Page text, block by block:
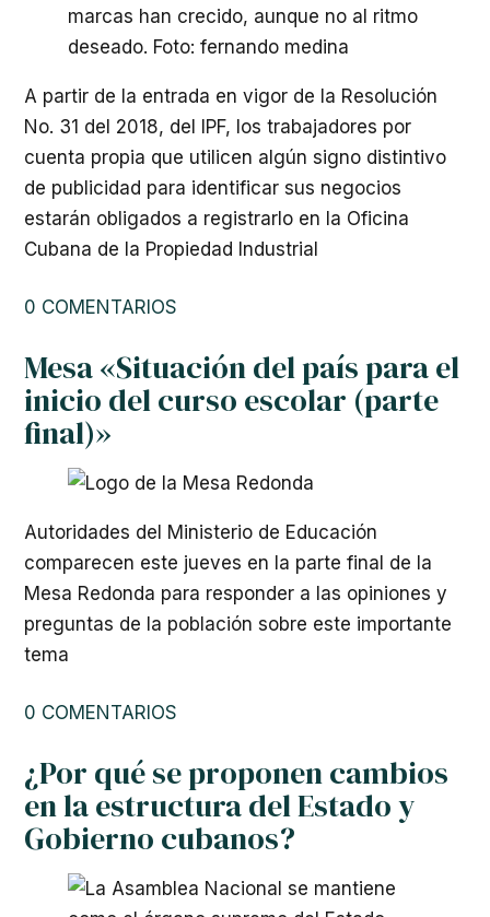
A partir de la entrada en vigor de la Resolución
No. 31 del 2018, del IPF, los trabajadores por
cuenta propia que utilicen algún signo distintivo
de publicidad para identificar sus negocios
estarán obligados a registrarlo en la Oficina
Cubana de la Propiedad Industrial
0 COMENTARIOS
Mesa «Situación del país para el
inicio del curso escolar (parte
final)»
Autoridades del Ministerio de Educación
comparecen este jueves en la parte final de la
Mesa Redonda para responder a las opiniones y
preguntas de la población sobre este importante
tema
0 COMENTARIOS
¿Por qué se proponen cambios
en la estructura del Estado y
Gobierno cubanos?